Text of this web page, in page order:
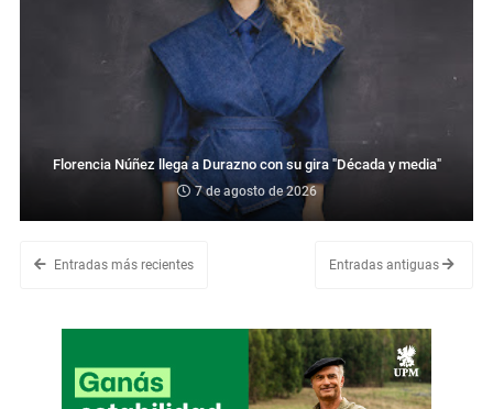
Florencia Núñez llega a Durazno con su gira "Década y media"
7 de agosto de 2026
Entradas más recientes Entradas antiguas